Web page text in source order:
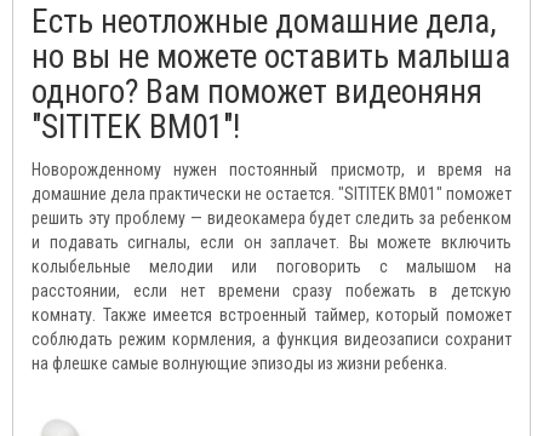
Есть неотложные домашние дела,
но вы не можете оставить малыша
одного? Вам поможет видеоняня
"SITITEK BM01"!
Новорожденному нужен постоянный присмотр, и время на
домашние дела практически не остается. "SITITEK BM01" поможет
решить эту проблему — видеокамера будет следить за ребенком
и подавать сигналы, если он заплачет. Вы можете включить
колыбельные мелодии или поговорить с малышом на
расстоянии, если нет времени сразу побежать в детскую
комнату. Также имеется встроенный таймер, который поможет
соблюдать режим кормления, а функция видеозаписи сохранит
на флешке самые волнующие эпизоды из жизни ребенка.